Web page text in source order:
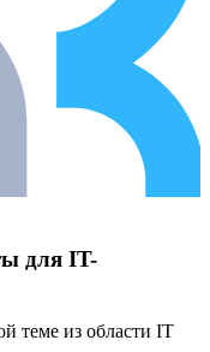
для IT-
теме из области IT